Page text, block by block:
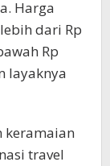
Harga
dari Rp
Rp
layaknya
keramaian
travel